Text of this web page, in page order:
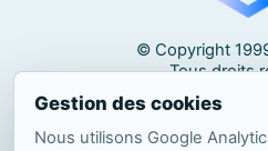
© Copyright
Tous droits
Gestion des cookies
Nous utilisons Google